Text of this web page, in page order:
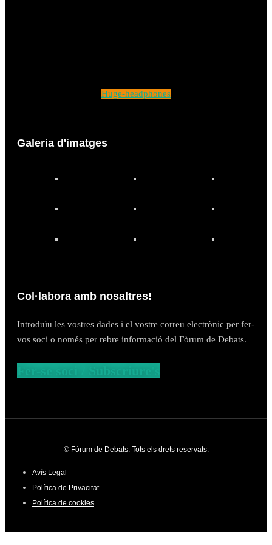
Huge-headphones
Galeria d'imatges
Col·labora amb nosaltres!
Introduïu les vostres dades i el vostre correu electrònic per fer-
vos soci o només per rebre informació del Fòrum de Debats.
© Fòrum de Debats. Tots els drets reservats.
Avís Legal
Política de Privacitat
Política de cookies